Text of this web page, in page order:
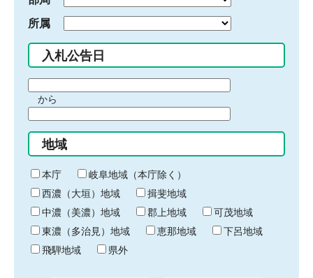
所属
入札公告日
間
始
り
から
間
終
わ
り
地域
本庁
岐阜地域（本庁除く）
西濃（大垣）地域
揖斐地域
中濃（美濃）地域
郡上地域
可茂地域
東濃（多治見）地域
恵那地域
下呂地域
飛騨地域
県外